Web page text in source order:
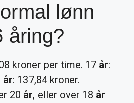
lønn
åring?
kroner per time. 17 år:
år: 137,84 kroner.
20 år, eller over 18 år